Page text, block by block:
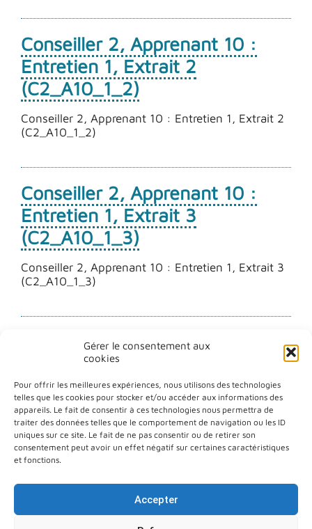
Gérer le consentement aux
cookies
Pour offrir les meilleures expériences, nous utilisons des technologies
telles que les cookies pour stocker et/ou accéder aux informations des
appareils. Le fait de consentir à ces technologies nous permettra de
traiter des données telles que le comportement de navigation ou les ID
uniques sur ce site. Le fait de ne pas consentir ou de retirer son
consentement peut avoir un effet négatif sur certaines caractéristiques
et fonctions.
Accepter
Conseiller 2, Apprenant 10 :
Entretien 1, Extrait 2
(C2_A10_1_2)
Conseiller 2, Apprenant 10 : Entretien 1, Extrait 2
(C2_A10_1_2)
Conseiller 2, Apprenant 10 :
Entretien 1, Extrait 3
(C2_A10_1_3)
Conseiller 2, Apprenant 10 : Entretien 1, Extrait 3
(C2_A10_1_3)
Plan du site
Aide à la navigation
Politique de confidentialité